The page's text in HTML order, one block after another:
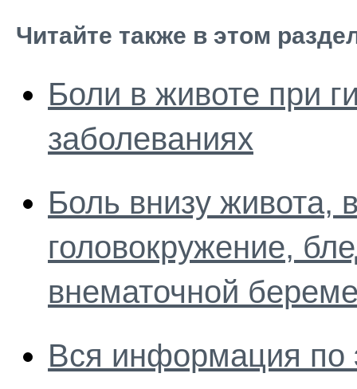
Читайте также в этом
Боли в животе при
заболеваниях
Боль внизу живота,
головокружение,
внематочной
Вся информация по